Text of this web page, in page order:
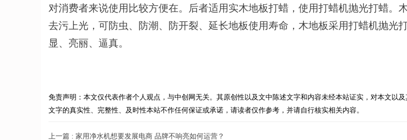
对消费者来说使用比较方便在。后者适用实木地板打蜡，使用打蜡机抛光打蜡。
去污上光，可防虫、防潮、防开裂、延长地板使用寿命，木地板采用打蜡机抛光
显、亮丽、逼真。
免责声明：本文仅代表作者个人观点，与中创网无关。其原创性以及文中陈述文字和内容未经本站证实，对本文以及
文字的真实性、完整性、及时性本站不作任何保证或承诺，请读者仅作参考，并请自行核实相关内容。
上一篇 : 家用净水机想要发展电商 品牌不响亮如何运营？